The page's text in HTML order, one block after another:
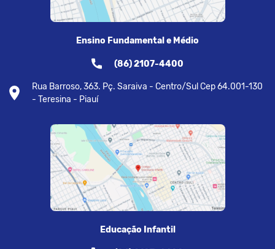
Ensino Fundamental e Médio
(86) 2107-4400
Rua Barroso, 363. Pç. Saraiva - Centro/Sul Cep 64.001-130
- Teresina - Piauí
Educação Infantil